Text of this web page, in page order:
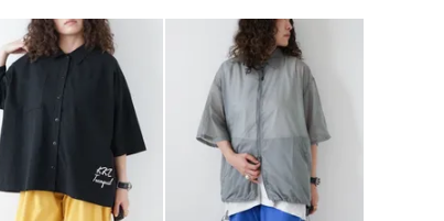
リー）
Audition（オーディション）
ORDINARY FITS（オーディ
blue willow（ブルーウィロー） Osmosis（オズモシス）
blue willow（ブルーウィロー） prit（プリット）
CUBE SUGAR（キューブシュガー） PUMA（プーマ）